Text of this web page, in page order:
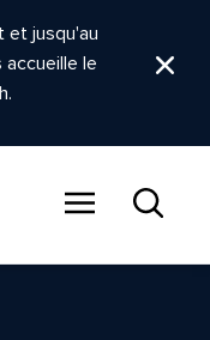
et jusqu'au
le